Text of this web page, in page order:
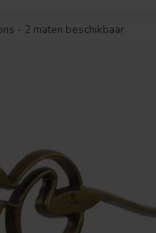
- 2 maten beschikbaar